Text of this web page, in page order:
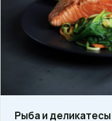
Рыба и деликатесы